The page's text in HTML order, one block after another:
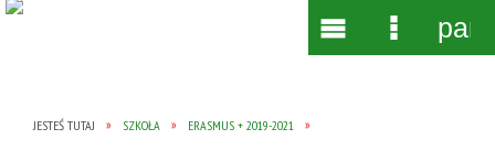
JESTEŚ TUTAJ SZKOŁA ERASMUS + 2019-2021
Wyszukiwarka
Narzędzia
MenuMenu